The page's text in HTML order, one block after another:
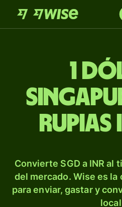
1
rupias
Convierte SGD a INR al
del mercado. Wise es
para enviar, gastar y